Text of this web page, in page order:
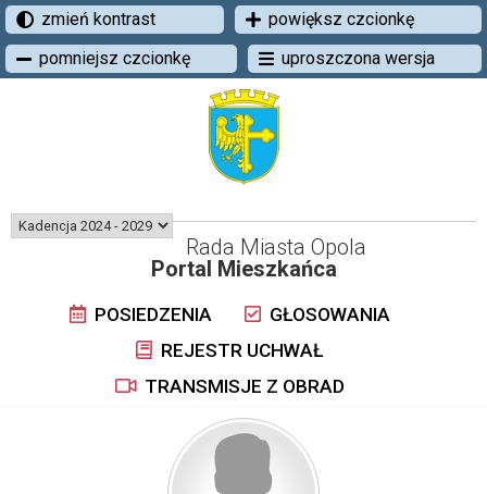
zmień kontrast
powiększ czcionkę
pomniejsz czcionkę
uproszczona wersja
Rada Miasta Opola
Portal Mieszkańca
POSIEDZENIA
GŁOSOWANIA
REJESTR UCHWAŁ
TRANSMISJE Z OBRAD